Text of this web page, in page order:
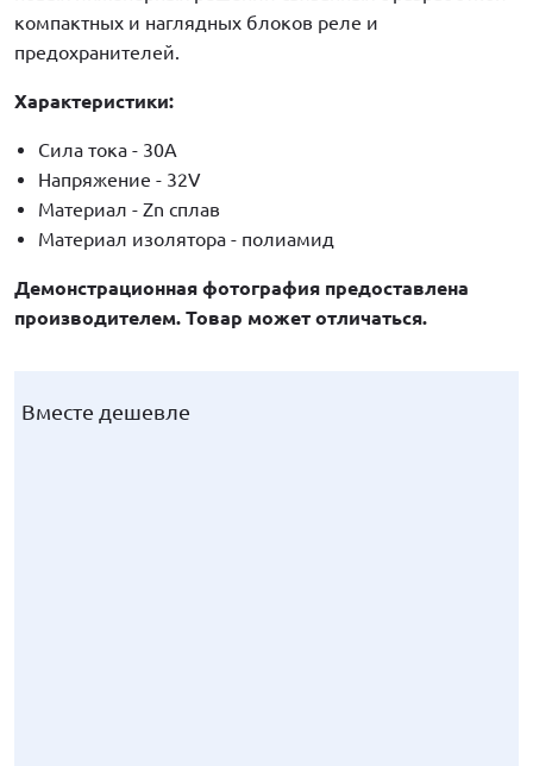
компактных и наглядных блоков реле и
предохранителей.
Характеристики:
Сила тока - 30А
Напряжение - 32V
Материал - Zn сплав
Материал изолятора - полиамид
Демонстрационная фотография предоставлена
производителем. Товар может отличаться.
Вместе дешевле